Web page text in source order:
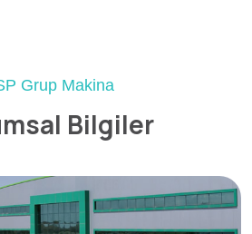
Grup Makina
Bilgiler